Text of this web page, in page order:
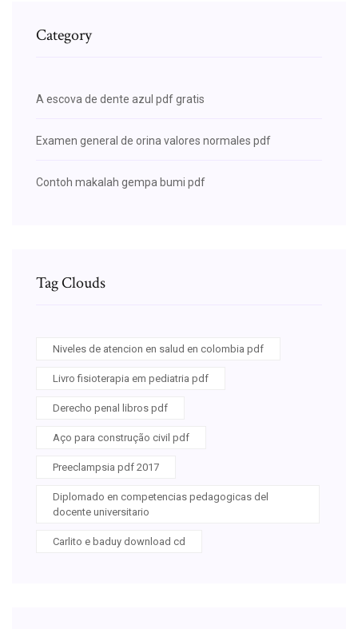
Category
A escova de dente azul pdf gratis
Examen general de orina valores normales pdf
Contoh makalah gempa bumi pdf
Tag Clouds
Niveles de atencion en salud en colombia pdf
Livro fisioterapia em pediatria pdf
Derecho penal libros pdf
Aço para construção civil pdf
Preeclampsia pdf 2017
Diplomado en competencias pedagogicas del
docente universitario
Carlito e baduy download cd